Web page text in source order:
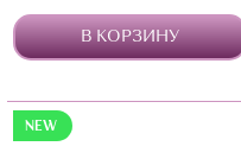
В КОРЗИНУ
NEW